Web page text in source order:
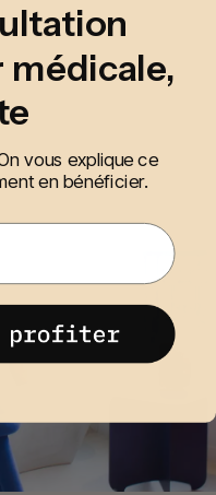
médicale,
vous explique ce
en bénéficier.